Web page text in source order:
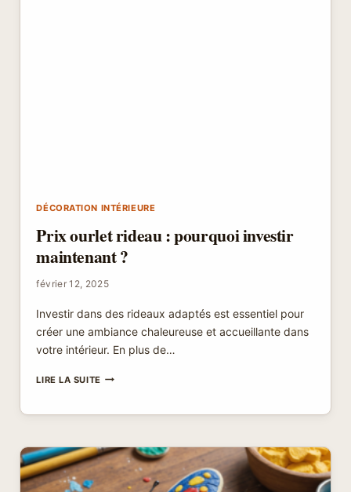
DÉCORATION INTÉRIEURE
Prix ourlet rideau : pourquoi investir
maintenant ?
février 12, 2025
Investir dans des rideaux adaptés est essentiel pour
créer une ambiance chaleureuse et accueillante dans
votre intérieur. En plus de…
LIRE LA SUITEPRIX
:
INVESTIR
MAINTENANT